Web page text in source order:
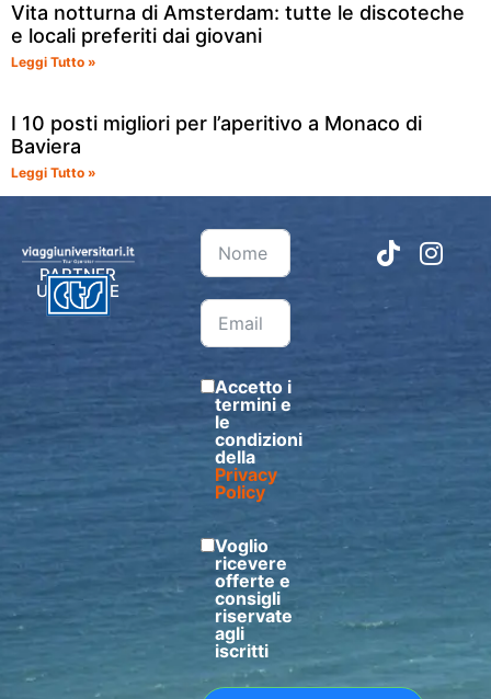
Vita notturna di Amsterdam: tutte le discoteche
e locali preferiti dai giovani
Leggi Tutto »
I 10 posti migliori per l’aperitivo a Monaco di
Baviera
Leggi Tutto »
PARTNER
UFFICIALE
Accetto i
termini e
le
condizioni
della
Privacy
Policy
Voglio
ricevere
offerte e
consigli
riservate
agli
iscritti